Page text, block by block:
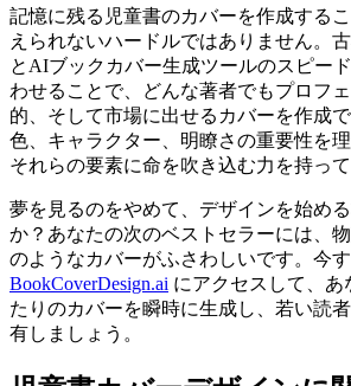
記憶に残る児童書のカバーを作成する
えられないハードルではありません。
とAIブックカバー生成ツールのスピー
わせることで、どんな著者でもプロフ
的、そして市場に出せるカバーを作成
色、キャラクター、明瞭さの重要性を
それらの要素に命を吹き込む力を持って
夢を見るのをやめて、デザインを始め
か？あなたの次のベストセラーには、
のようなカバーがふさわしいです。今
BookCoverDesign.ai にアクセスして、あ
たりのカバーを瞬時に生成し、若い読
有しましょう。